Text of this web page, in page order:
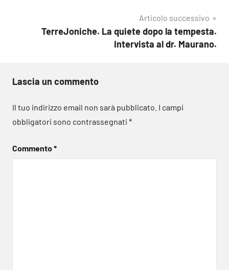
Articolo successivo
TerreJoniche. La quiete dopo la tempesta.
Intervista al dr. Maurano.
Lascia un commento
Il tuo indirizzo email non sarà pubblicato. I campi
obbligatori sono contrassegnati *
Commento*